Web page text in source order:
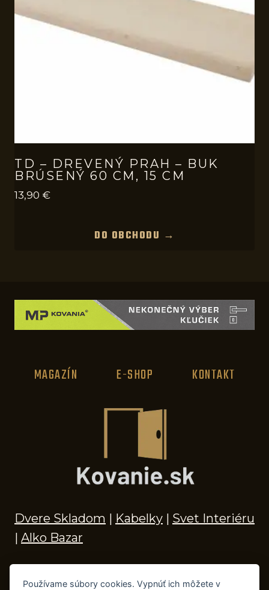
TD – DREVENÝ PRAH – BUK
BRÚSENÝ 60 CM, 15 CM
13,90 €
DO OBCHODU →
MAGAZÍN E-SHOP KONTAKT
Dvere Skladom | Kabelky | Svet Interiéru
| Alko Bazar
Používame súbory cookies. Vypnúť ich môžete v